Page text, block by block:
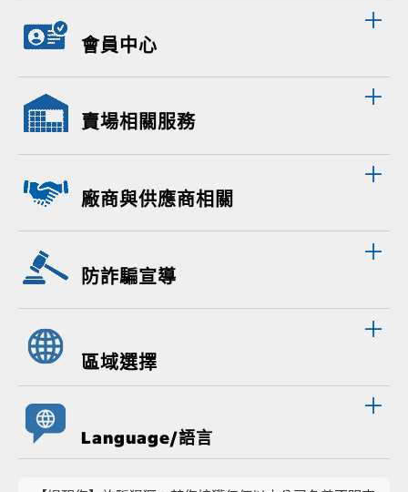
會員中心
賣場相關服務
廠商與供應商相關
防詐騙宣導
區域選擇
Language/語言